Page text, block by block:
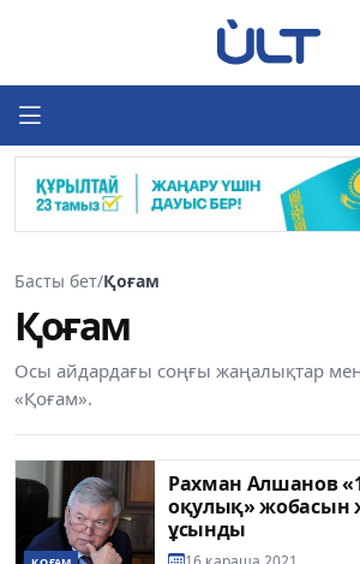
Басты бет/Қоғам
Қоғам
Осы айдардағы соңғы жаңалықтар
«Қоғам».
Рахман Алшанов
оқулық» жобасын
ұсынды